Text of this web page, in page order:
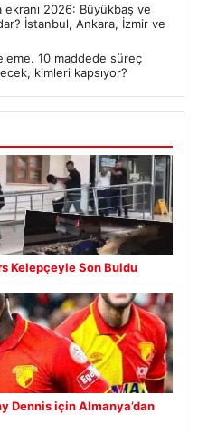
ekranı 2026: Büyükbaş ve
İstanbul, Ankara, İzmir ve
10 maddede süreç
kimleri kapsıyor?
Kelepçeyle Son Buldu
Dennis için Almanya’dan